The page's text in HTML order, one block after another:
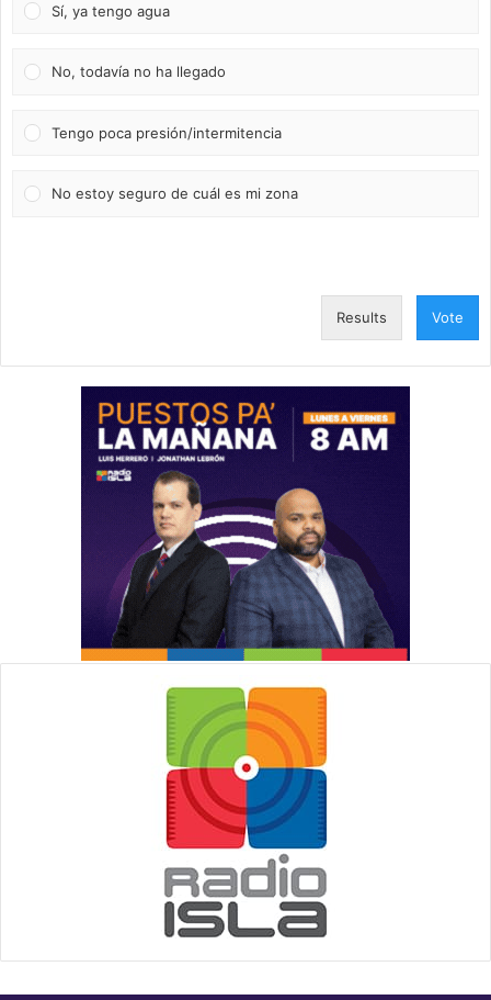
Sí, ya tengo agua
No, todavía no ha llegado
Tengo poca presión/intermitencia
No estoy seguro de cuál es mi zona
Results Vote